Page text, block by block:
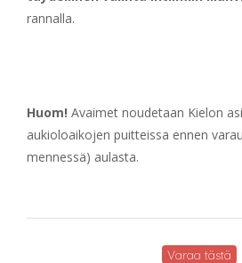
rannalla.
Huom! Avaimet noudetaan Kielon
aukioloaikojen puitteissa ennen
mennessä) aulasta.
Varaa tästä